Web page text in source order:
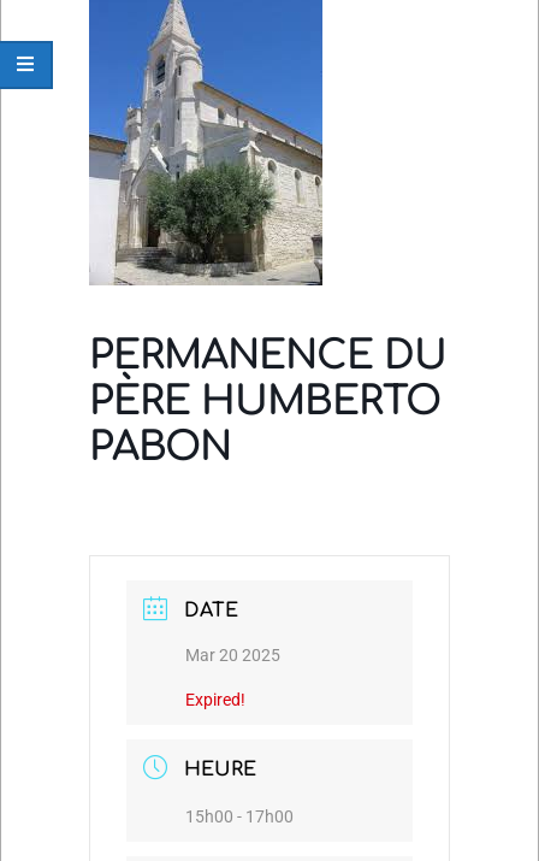
Menu
PERMANENCE DU
PÈRE HUMBERTO
PABON
DATE
Mar 20 2025
Expired!
HEURE
15h00 - 17h00